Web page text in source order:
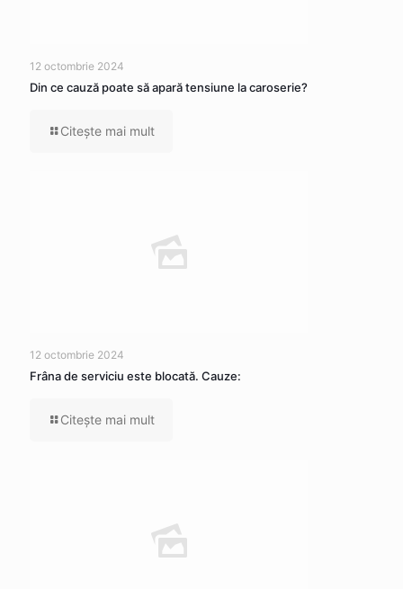
12 octombrie 2024
Din ce cauză poate să apară tensiune la caroserie?
Citeşte mai mult
12 octombrie 2024
Frâna de serviciu este blocată. Cauze:
Citeşte mai mult